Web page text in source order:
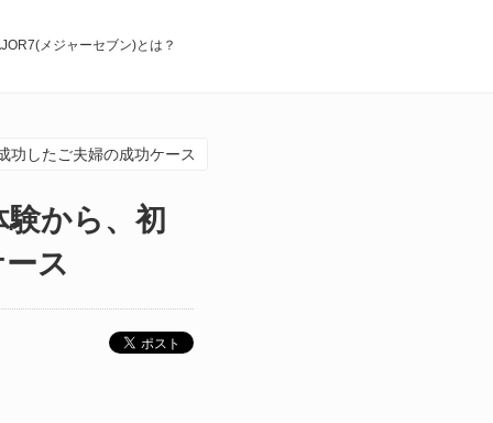
メジャーセブン)とは？
功したご夫婦の成功ケース
から、初
ス